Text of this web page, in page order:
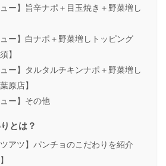
ュー】旨辛ナポ＋目玉焼き＋野菜増し
ュー】白ナポ＋野菜増しトッピング
】
ュー】タルタルチキンナポ＋野菜増し
原店】
ー】その他
とは？
ツアツ】パンチョのこだわりを紹介